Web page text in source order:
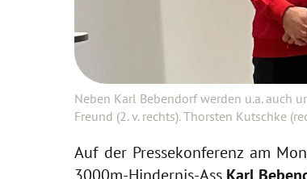
Neben Karl Bebendorf werden u.a. auch
Freund (2. v. rechts). Thorsten Kutschke
Auf der Pressekonferenz am